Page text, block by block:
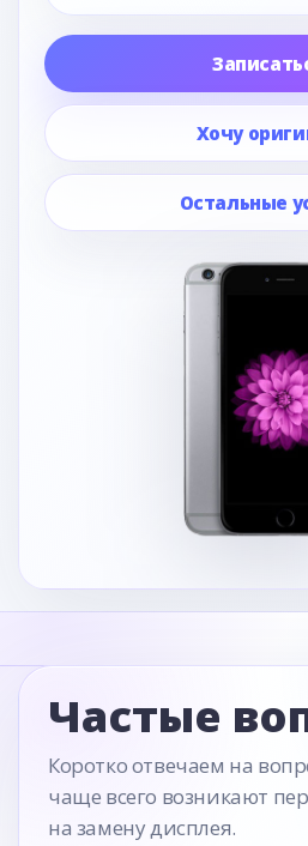
Хочу
Остальные
Частые
Коротко отвечаем на
чаще всего возникают
на замену дисплея.